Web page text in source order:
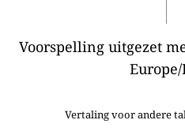
Voorspelling uitgezet
Vertaling voor andere